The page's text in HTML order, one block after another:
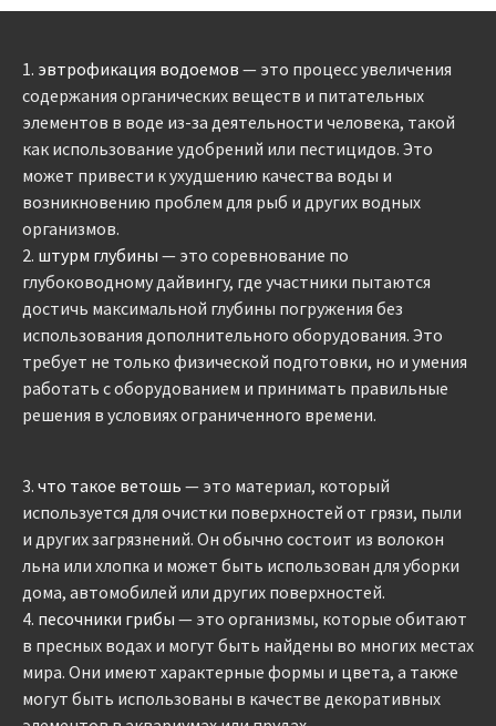
1. эвтрофикация водоемов — это процесс увеличения
содержания органических веществ и питательных
элементов в воде из-за деятельности человека, такой
как использование удобрений или пестицидов. Это
может привести к ухудшению качества воды и
возникновению проблем для рыб и других водных
организмов.
2. штурм глубины — это соревнование по
глубоководному дайвингу, где участники пытаются
достичь максимальной глубины погружения без
использования дополнительного оборудования. Это
требует не только физической подготовки, но и умения
работать с оборудованием и принимать правильные
решения в условиях ограниченного времени.
3. что такое ветошь — это материал, который
используется для очистки поверхностей от грязи, пыли
и других загрязнений. Он обычно состоит из волокон
льна или хлопка и может быть использован для уборки
дома, автомобилей или других поверхностей.
4. песочники грибы — это организмы, которые обитают
в пресных водах и могут быть найдены во многих местах
мира. Они имеют характерные формы и цвета, а также
могут быть использованы в качестве декоративных